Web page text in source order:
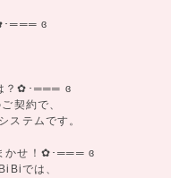
･═══ ɞ
？✿･═══ ɞ
契約で、
ステムです。
かせ！✿･═══ ɞ
では、